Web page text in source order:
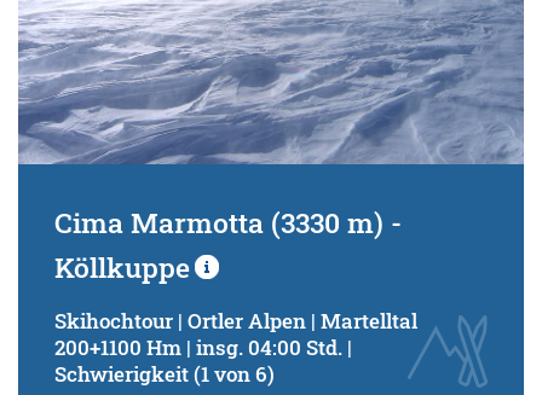
Gebirge:
Art der Tour:
Schwierigkeitsgrad:
von
Kondition (Tourdauer):
von
bis
Cima Marmotta (3330 m) -
Köllkuppe
Skihochtour | Ortler Alpen | Martelltal
200+1100 Hm | insg. 04:00 Std. |
Schwierigkeit (1 von 6)